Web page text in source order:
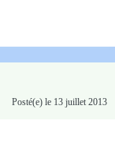
Posté(e) le 13 juillet 2013